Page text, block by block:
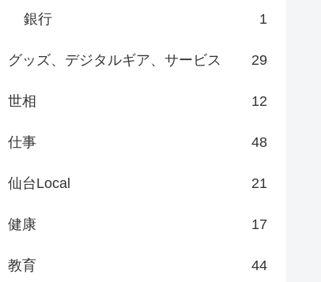
銀行 1
グッズ、デジタルギア、サービス 29
世相 12
仕事 48
仙台Local 21
健康 17
教育 44